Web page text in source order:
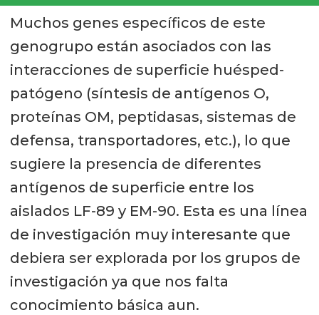
Muchos genes específicos de este
genogrupo están asociados con las
interacciones de superficie huésped-
patógeno (síntesis de antígenos O,
proteínas OM, peptidasas, sistemas de
defensa, transportadores, etc.), lo que
sugiere la presencia de diferentes
antígenos de superficie entre los
aislados LF-89 y EM-90. Esta es una línea
de investigación muy interesante que
debiera ser explorada por los grupos de
investigación ya que nos falta
conocimiento básica aun.